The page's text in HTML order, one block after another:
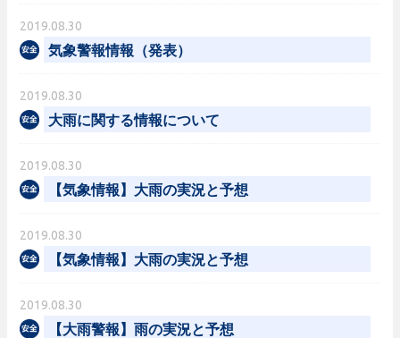
2019.08.30
気象警報情報（発表）
2019.08.30
大雨に関する情報について
2019.08.30
【気象情報】大雨の実況と予想
2019.08.30
【気象情報】大雨の実況と予想
2019.08.30
【大雨警報】雨の実況と予想